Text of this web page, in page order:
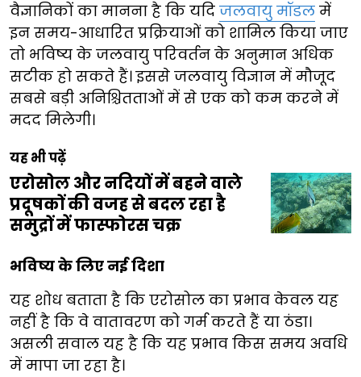
वैज्ञानिकों का मानना है कि यदि जलवायु मॉडल में
इन समय-आधारित प्रक्रियाओं को शामिल किया जाए
तो भविष्य के जलवायु परिवर्तन के अनुमान अधिक
सटीक हो सकते हैं। इससे जलवायु विज्ञान में मौजूद
सबसे बड़ी अनिश्चितताओं में से एक को कम करने में
मदद मिलेगी।
यह भी पढ़ें
एरोसोल और नदियों में बहने वाले
प्रदूषकों की वजह से बदल रहा है
समुद्रों में फास्फोरस चक्र
भविष्य के लिए नई दिशा
यह शोध बताता है कि एरोसोल का प्रभाव केवल यह
नहीं है कि वे वातावरण को गर्म करते हैं या ठंडा।
असली सवाल यह है कि यह प्रभाव किस समय अवधि
में मापा जा रहा है।